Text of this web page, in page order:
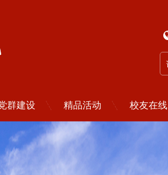
群建设 精品活动 校友在线